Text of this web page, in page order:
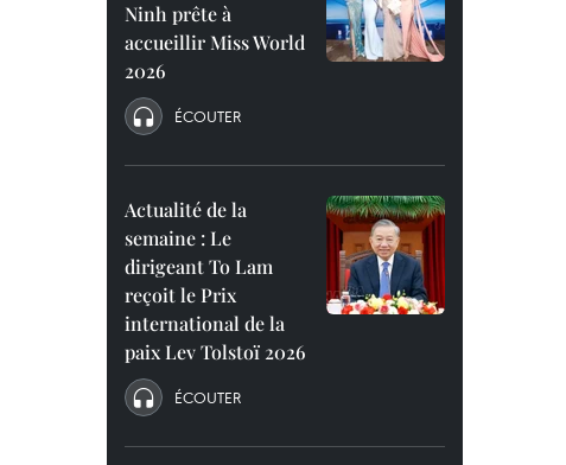
Ninh prête à
accueillir Miss World
2026
ÉCOUTER
Actualité de la
semaine : Le
dirigeant To Lam
reçoit le Prix
international de la
paix Lev Tolstoï 2026
ÉCOUTER